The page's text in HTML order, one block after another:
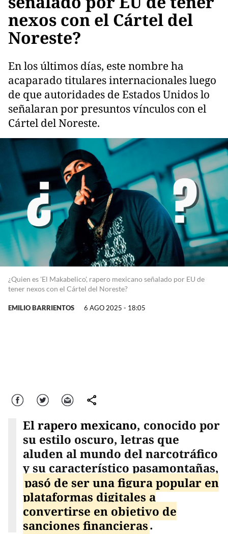
nexos con el Cártel del
Noreste?
En los últimos días, este nombre ha
acaparado titulares internacionales luego
de que autoridades de Estados Unidos lo
señalaran por presuntos vínculos con el
Cártel del Noreste.
¿Quien es 'El Makabelico', rapero mexicano señalado por EU de
tener nexos con el Cártel del Noreste?
EMILIO BARRIENTOS 6 AGO 2025 - 18:05
Facebook Twitter Correo comparte
El rapero mexicano, conocido por
su estilo oscuro, letras que
aluden al mundo del narcotráfico
y su característico pasamontañas,
pasó de ser una figura popular en
plataformas digitales a
convertirse en objetivo de
sanciones financieras.